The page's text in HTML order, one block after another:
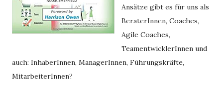
Ansätze gibt es für uns als
BeraterInnen, Coaches,
Agile Coaches,
TeamentwicklerInnen und
auch: InhaberInnen, ManagerInnen, Führungskräfte,
MitarbeiterInnen?